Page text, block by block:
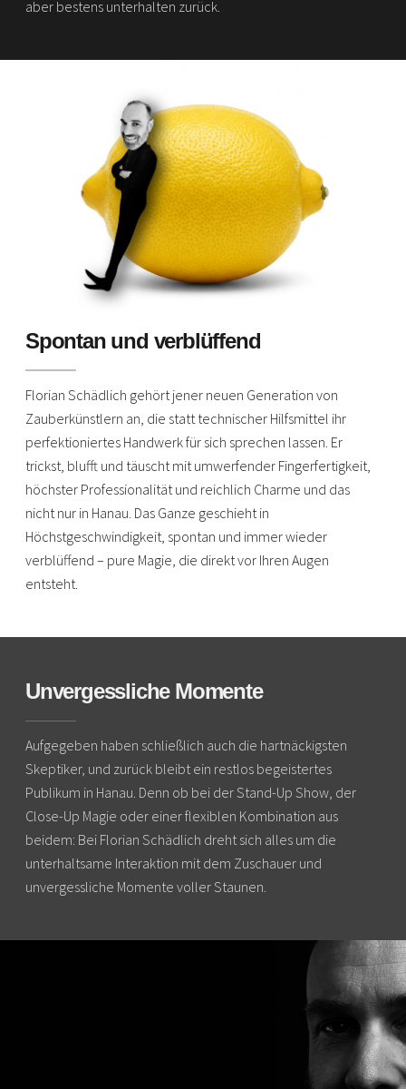
aber bestens unterhalten zurück.
Spontan und verblüffend
Florian Schädlich gehört jener neuen Generation von
Zauberkünstlern an, die statt technischer Hilfsmittel ihr
perfektioniertes Handwerk für sich sprechen lassen. Er
trickst, blufft und täuscht mit umwerfender Fingerfertigkeit,
höchster Professionalität und reichlich Charme und das
nicht nur in Hanau. Das Ganze geschieht in
Höchstgeschwindigkeit, spontan und immer wieder
verblüffend – pure Magie, die direkt vor Ihren Augen
entsteht.
Unvergessliche Momente
Aufgegeben haben schließlich auch die hartnäckigsten
Skeptiker, und zurück bleibt ein restlos begeistertes
Publikum in Hanau. Denn ob bei der Stand-Up Show, der
Close-Up Magie oder einer flexiblen Kombination aus
beidem: Bei Florian Schädlich dreht sich alles um die
unterhaltsame Interaktion mit dem Zuschauer und
unvergessliche Momente voller Staunen.